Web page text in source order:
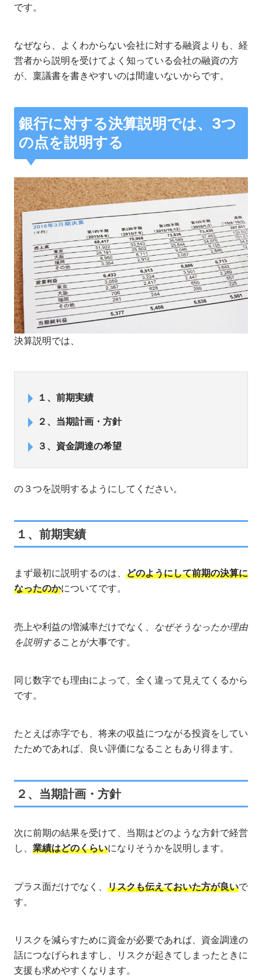
です。
なぜなら、よくわからない会社に対する融資よりも、経
営者から説明を受けてよく知っている会社の融資の方
が、稟議書を書きやすいのは間違いないからです。
銀行に対する決算説明では、3つ
の点を説明する
決算説明では、
１、前期実績
２、当期計画・方針
３、資金調達の希望
の３つを説明するようにしてください。
１、前期実績
まず最初に説明するのは、 どのようにして前期の決算に
なったのかについてです。
売上や利益の増減率だけでなく、 なぜそうなったか理由
を説明することが大事です。
同じ数字でも理由によって、全く違って見えてくるから
です。
たとえば赤字でも、将来の収益につながる投資をしてい
たためであれば、良い評価になることもあり得ます。
２、当期計画・方針
次に前期の結果を受けて、当期はどのような方針で経営
し、 業績はどのくらいになりそうかを説明します。
プラス面だけでなく、 リスクも伝えておいた方が良いで
す。
リスクを減らすために資金が必要であれば、資金調達の
話につなげられますし、リスクが起きてしまったときに
支援も求めやすくなります。